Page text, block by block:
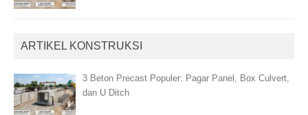
ARTIKEL KONSTRUKSI
3 Beton Precast Populer: Pagar Panel, Box Culvert,
dan U Ditch